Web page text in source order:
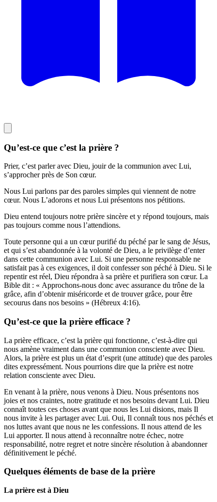
Qu’est-ce que c’est la prière ?
Prier, c’est parler avec Dieu, jouir de la communion avec Lui,
s’approcher près de Son cœur.
Nous Lui parlons par des paroles simples qui viennent de notre
cœur. Nous L’adorons et nous Lui présentons nos pétitions.
Dieu entend toujours notre prière sincère et y répond toujours, mais
pas toujours comme nous l’attendions.
Toute personne qui a un cœur purifié du péché par le sang de Jésus,
et qui s’est abandonnée à la volonté de Dieu, a le privilège d’enter
dans cette communion avec Lui. Si une personne responsable ne
satisfait pas à ces exigences, il doit confesser son péché à Dieu. Si le
repentir est réel, Dieu répondra à sa prière et purifiera son cœur. La
Bible dit : « Approchons-nous donc avec assurance du trône de la
grâce, afin d’obtenir miséricorde et de trouver grâce, pour être
secourus dans nos besoins » (Hébreux 4:16).
Qu’est-ce que la prière efficace ?
La prière efficace, c’est la prière qui fonctionne, c’est-à-dire qui
nous amène vraiment dans une communion consciente avec Dieu.
Alors, la prière est plus un état d’esprit (une attitude) que des paroles
dites expressément. Nous pourrions dire que la prière est notre
relation consciente avec Dieu.
En venant à la prière, nous venons à Dieu. Nous présentons nos
joies et nos craintes, notre gratitude et nos besoins devant Lui. Dieu
connaît toutes ces choses avant que nous les Lui disions, mais Il
nous invite à les partager avec Lui. Oui, Il connaît tous nos péchés et
nos luttes avant que nous ne les confessions. Il nous attend de les
Lui apporter. Il nous attend à reconnaître notre échec, notre
responsabilité, notre regret et notre sincère résolution à abandonner
définitivement le péché.
Quelques éléments de base de la prière
La prière est à Dieu